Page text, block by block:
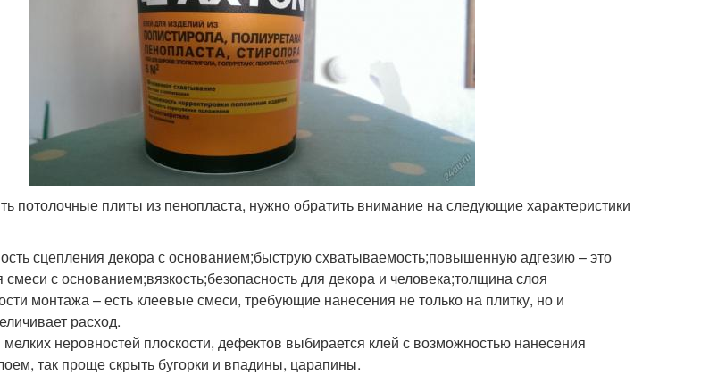
потолочные плиты из пенопласта, нужно обратить внимание на следующие характеристики
сцепления декора с основанием;быструю схватываемость;повышенную адгезию – это
с основанием;вязкость;безопасность для декора и человека;толщина слоя
монтажа – есть клеевые смеси, требующие нанесения не только на плитку, но и
расход.
неровностей плоскости, дефектов выбирается клей с возможностью нанесения
так проще скрыть бугорки и впадины, царапины.